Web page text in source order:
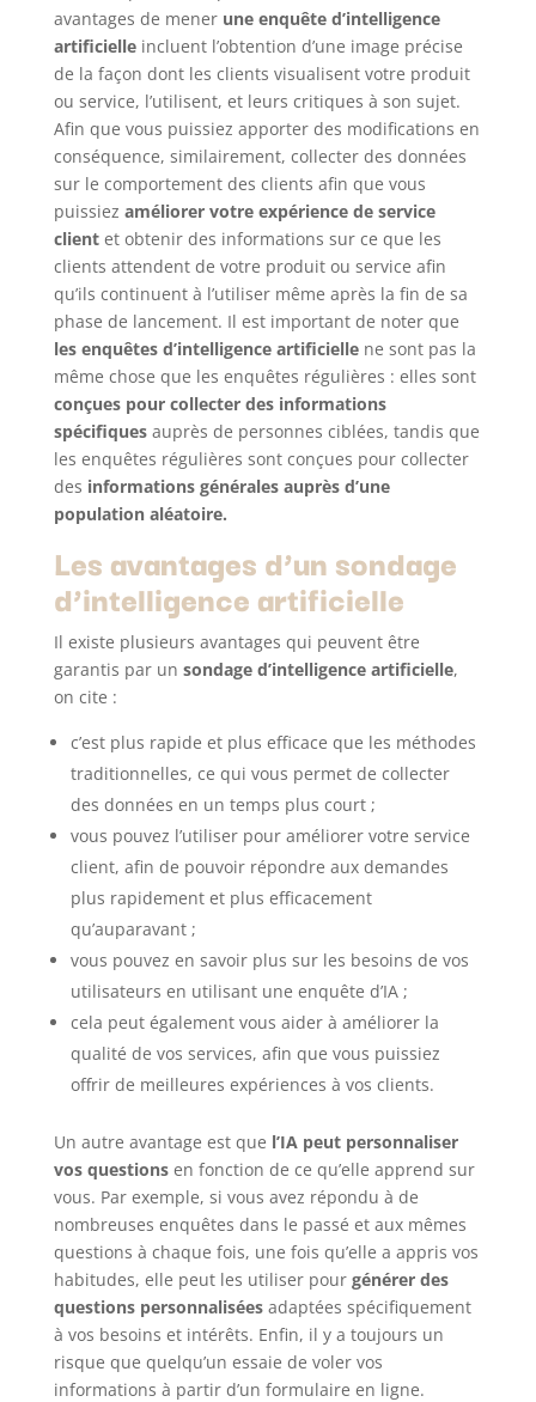
avantages de menerune enquête d’intelligence
artificielle incluent l’obtention d’une image précise
de la façon dont les clients visualisent votre produit
ou service, l’utilisent, et leurs critiques à son sujet.
Afin que vous puissiez apporter des modifications en
conséquence, similairement, collecter des données
sur le comportement des clients afin que vous
puissiez améliorer votre expérience de service
client et obtenir des informations sur ce que les
clients attendent de votre produit ou service afin
qu’ils continuent à l’utiliser même après la fin de sa
phase de lancement. Il est important de noter que
les enquêtes d’intelligence artificiellene sont pas la
même chose que les enquêtes régulières : elles sont
conçues pour collecter des informations
spécifiquesauprès de personnes ciblées, tandis que
les enquêtes régulières sont conçues pour collecter
des informations générales auprès d’une
population aléatoire.
Les avantages d’un sondage
d’intelligence artificielle
Il existe plusieurs avantages qui peuvent être
garantis par un sondage d’intelligence artificielle,
on cite :
c’est plus rapide et plus efficace que les méthodes
traditionnelles, ce qui vous permet de collecter
des données en un temps plus court ;
vous pouvez l’utiliser pour améliorer votre service
client, afin de pouvoir répondre aux demandes
plus rapidement et plus efficacement
qu’auparavant ;
vous pouvez en savoir plus sur les besoins de vos
utilisateurs en utilisant une enquête d’IA ;
cela peut également vous aider à améliorer la
qualité de vos services, afin que vous puissiez
offrir de meilleures expériences à vos clients.
Un autre avantage est que l’IA peut personnaliser
vos questions en fonction de ce qu’elle apprend sur
vous. Par exemple, si vous avez répondu à de
nombreuses enquêtes dans le passé et aux mêmes
questions à chaque fois, une fois qu’elle a appris vos
habitudes, elle peut les utiliser pourgénérer des
questions personnalisées adaptées spécifiquement
à vos besoins et intérêts. Enfin, il y a toujours un
risque que quelqu’un essaie de voler vos
informations à partir d’un formulaire en ligne.